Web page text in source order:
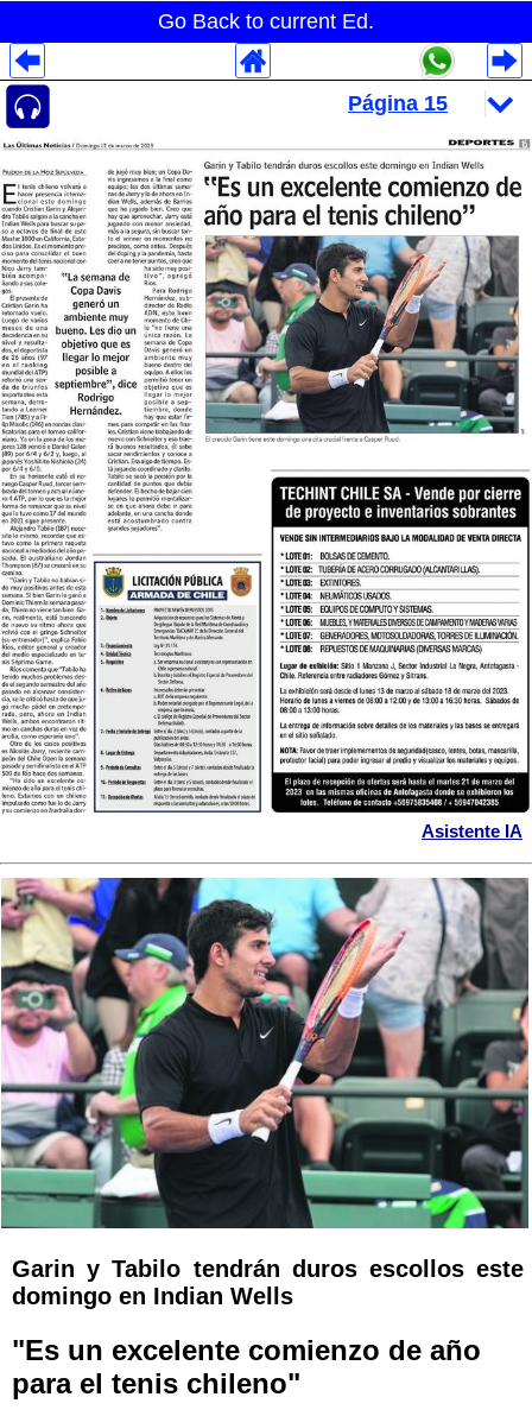
Go Back to current Ed.
Asistente IA
Garin y Tabilo tendrán duros escollos este
domingo en Indian Wells
"Es un excelente comienzo de año
para el tenis chileno"
Despliegues Analytics
Despliegues Totales
Despliegues por Rubros